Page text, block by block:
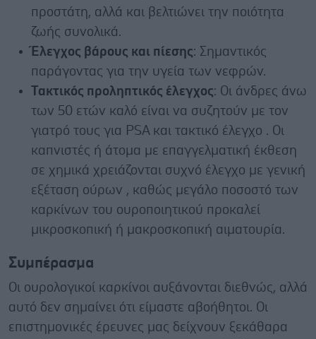
προστάτη, αλλά και βελτιώνει την ποιότητα
ζωής συνολικά.
Έλεγχος βάρους και πίεσης: Σημαντικός
παράγοντας για την υγεία των νεφρών.
Τακτικός προληπτικός έλεγχος: Οι άνδρες άνω
των 50 ετών καλό είναι να συζητούν με τον
γιατρό τους για PSA και τακτικό έλεγχο . Οι
καπνιστές ή άτομα με επαγγελματική έκθεση
σε χημικά χρειάζονται συχνό έλεγχο με γενική
εξέταση ούρων , καθώς μεγάλο ποσοστό των
καρκίνων του ουροποιητικού προκαλεί
μικροσκοπική ή μακροσκοπική αιματουρία.
Συμπέρασμα
Οι ουρολογικοί καρκίνοι αυξάνονται διεθνώς, αλλά
αυτό δεν σημαίνει ότι είμαστε αβοήθητοι. Οι
επιστημονικές έρευνες μας δείχνουν ξεκάθαρα